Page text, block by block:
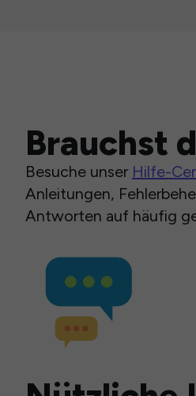
Brauchst
Besuche unser Hilfe-
Anleitungen,
Antworten auf häufig